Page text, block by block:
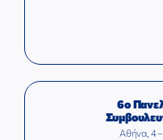
6ο
Αθήνα, 4